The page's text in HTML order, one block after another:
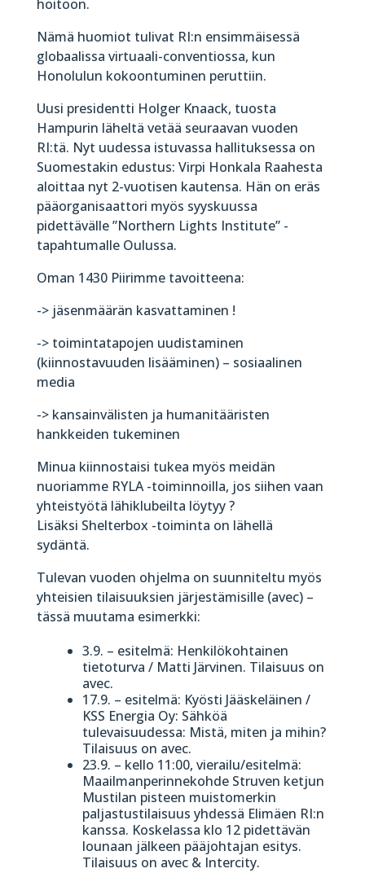
hoitoon.
Nämä huomiot tulivat RI:n ensimmäisessä
globaalissa virtuaali-conventiossa, kun
Honolulun kokoontuminen peruttiin.
Uusi presidentti Holger Knaack, tuosta
Hampurin läheltä vetää seuraavan vuoden
RI:tä. Nyt uudessa istuvassa hallituksessa on
Suomestakin edustus: Virpi Honkala Raahesta
aloittaa nyt 2-vuotisen kautensa. Hän on eräs
pääorganisaattori myös syyskuussa
pidettävälle ”Northern Lights Institute” -
tapahtumalle Oulussa.
Oman 1430 Piirimme tavoitteena:
-> jäsenmäärän kasvattaminen !
-> toimintatapojen uudistaminen
(kiinnostavuuden lisääminen) – sosiaalinen
media
-> kansainvälisten ja humanitääristen
hankkeiden tukeminen
Minua kiinnostaisi tukea myös meidän
nuoriamme RYLA -toiminnoilla, jos siihen vaan
yhteistyötä lähiklubeilta löytyy ?
Lisäksi Shelterbox -toiminta on lähellä
sydäntä.
Tulevan vuoden ohjelma on suunniteltu myös
yhteisien tilaisuuksien järjestämisille (avec) –
tässä muutama esimerkki:
3.9. – esitelmä: Henkilökohtainen
tietoturva / Matti Järvinen. Tilaisuus on
avec.
17.9. – esitelmä: Kyösti Jääskeläinen /
KSS Energia Oy: Sähköä
tulevaisuudessa: Mistä, miten ja mihin?
Tilaisuus on avec.
23.9. – kello 11:00, vierailu/esitelmä:
Maailmanperinnekohde Struven ketjun
Mustilan pisteen muistomerkin
paljastustilaisuus yhdessä Elimäen RI:n
kanssa. Koskelassa klo 12 pidettävän
lounaan jälkeen pääjohtajan esitys.
Tilaisuus on avec & Intercity.